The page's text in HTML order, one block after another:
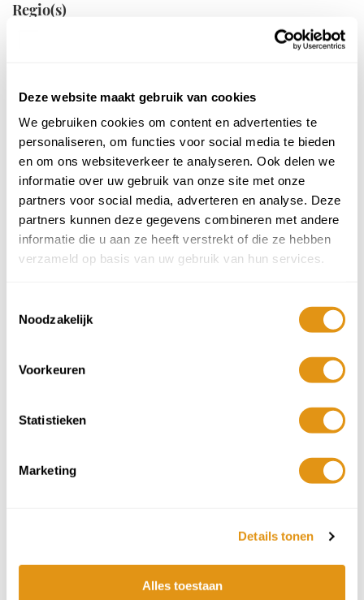
Deze website maakt gebruik van cookies
We gebruiken cookies om content en advertenties te
personaliseren, om functies voor social media te bieden
en om ons websiteverkeer te analyseren. Ook delen we
informatie over uw gebruik van onze site met onze
partners voor social media, adverteren en analyse. Deze
partners kunnen deze gegevens combineren met andere
informatie die u aan ze heeft verstrekt of die ze hebben
verzameld op basis van uw gebruik van hun services.
Noodzakelijk
Voorkeuren
Statistieken
Marketing
Details tonen
Alles toestaan
Regio(s)
-Min 1
Aantal Plus 1